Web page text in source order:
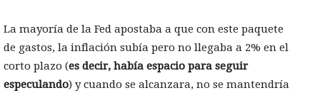
La mayoría de la Fed apostaba a que con este paquete
de gastos, la inflación subía pero no llegaba a 2% en el
corto plazo (es decir, había espacio para seguir
especulando) y cuando se alcanzara, no se mantendría